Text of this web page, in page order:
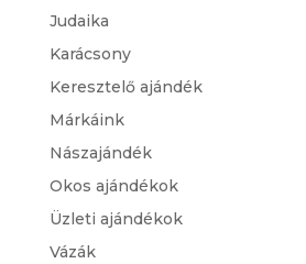
Judaika
Karácsony
Keresztelő ajándék
Márkáink
Nászajándék
Okos ajándékok
Üzleti ajándékok
Vázák